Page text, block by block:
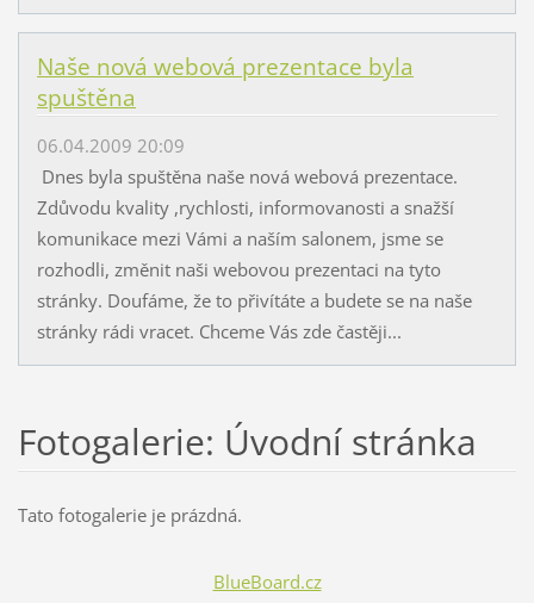
Naše nová webová prezentace byla
spuštěna
06.04.2009 20:09
Dnes byla spuštěna naše nová webová prezentace.
Zdůvodu kvality ,rychlosti, informovanosti a snažší
komunikace mezi Vámi a naším salonem, jsme se
rozhodli, změnit naši webovou prezentaci na tyto
stránky. Doufáme, že to přivítáte a budete se na naše
stránky rádi vracet. Chceme Vás zde častěji...
Fotogalerie: Úvodní stránka
Tato fotogalerie je prázdná.
BlueBoard.cz